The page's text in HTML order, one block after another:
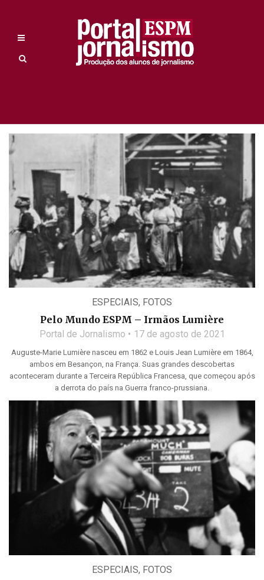
ESPECIAIS, FOTOS
Pelo Mundo ESPM – Irmãos Lumière
Portal de Jornalismo 17 de agosto de 2021
Auguste-Marie Lumière nasceu em 1862 e Louis Jean Lumière em 1864,
ambos em Besançon, na França. Suas grandes descobertas
aconteceram durante a Terceira República Francesa, que começou após
a derrota do país na Guerra franco-prussiana.
ESPECIAIS, FOTOS